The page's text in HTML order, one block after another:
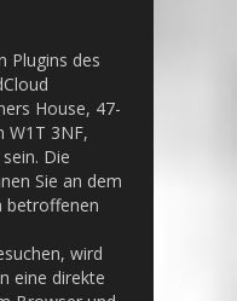
Plugins des
House, 47-
W1T 3NF,
Die
Sie an dem
betroffenen
wird
eine direkte